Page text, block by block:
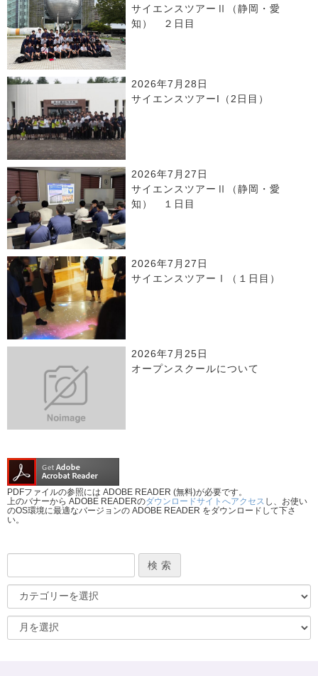
サイエンスツアーⅡ（静岡・愛
知） ２日目
2026年7月28日
サイエンスツアーI（2日目）
2026年7月27日
サイエンスツアーⅡ（静岡・愛
知） １日目
2026年7月27日
サイエンスツアーⅠ（１日目）
2026年7月25日
オープンスクールについて
PDFファイルの参照には ADOBE READER (無料)が必要です。
上のバナーから ADOBE READERのダウンロードサイトへアクセス し、お使い
のOS環境に最適なバージョンの ADOBE READER をダウンロードして下さ
い。